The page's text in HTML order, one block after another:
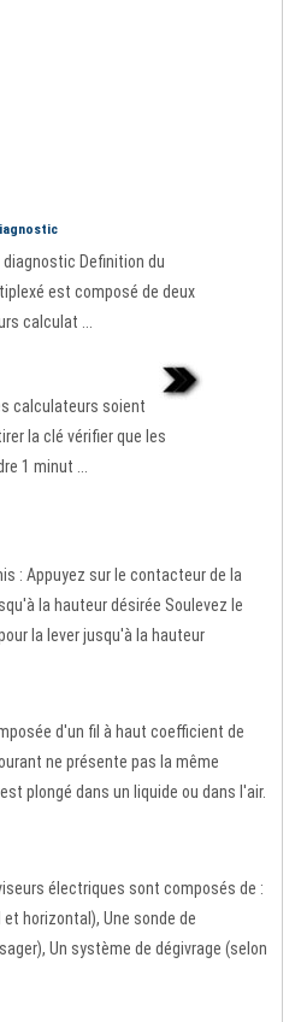
Definition du
est composé de deux
calculat ...
calculateurs soient
la clé vérifier que les
1 minut ...
: Appuyez sur le contacteur de la
la hauteur désirée Soulevez le
la lever jusqu'à la hauteur
d'un fil à haut coefficient de
ne présente pas la même
plongé dans un liquide ou dans l'air.
électriques sont composés de :
horizontal), Une sonde de
Un système de dégivrage (selon